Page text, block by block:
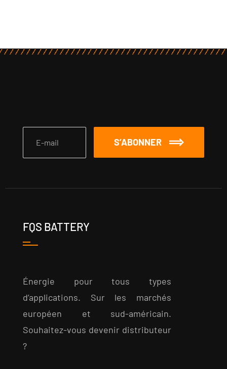
S’ABONNER
FQS BATTERY
Énergie pour tous types
d’applications. Sur les marchés
européen et sud-américain.
Souhaitez-vous devenir distributeur
?